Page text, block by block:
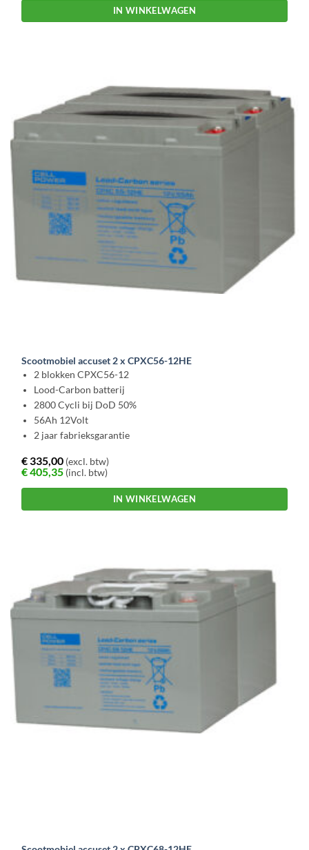
IN WINKELWAGEN
Scootmobiel accuset 2 x CPXC56-12HE
2 blokken CPXC56-12
Lood-Carbon batterij
2800 Cycli bij DoD 50%
56Ah 12Volt
2 jaar fabrieksgarantie
€335,00 (excl. btw)
€405,35 (incl. btw)
IN WINKELWAGEN